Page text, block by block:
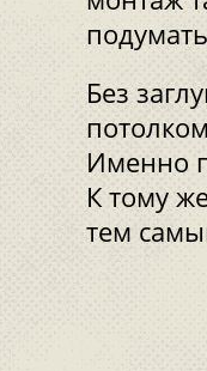
Без
Именно
К тому
тем